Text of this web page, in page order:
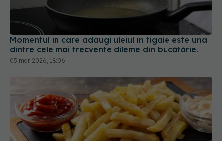
Momentul în care adaugi uleiul în tigaie este una
dintre cele mai frecvente dileme din bucătărie.
05 mar 2026, 18:06